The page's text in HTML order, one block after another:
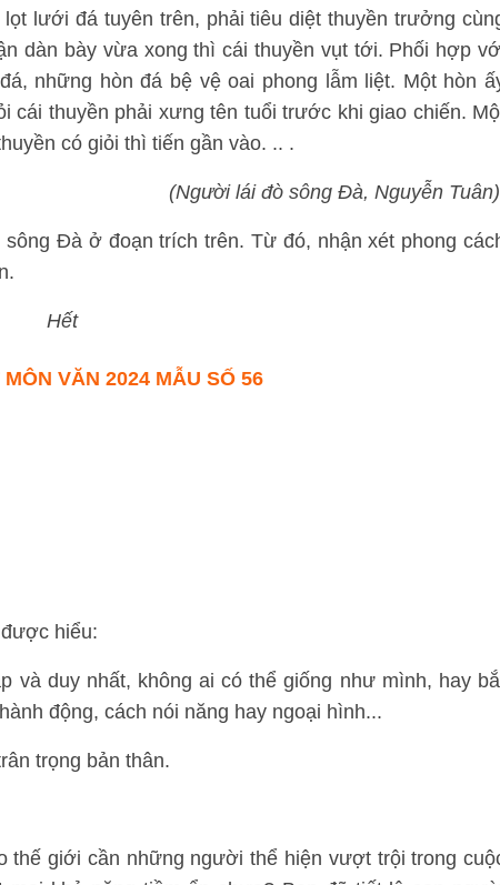
lưới đá tuyên trên, phải tiêu diệt thuyền trưởng
dàn bày vừa xong thì cái thuyền vụt tới. Phối hợp
những hòn đá bệ vệ oai phong lẫm liệt. Một hòn
cái thuyền phải xưng tên tuổi trước khi giao chiến.
có giỏi thì tiến gần vào. .. .
(Người lái đò sông Đà, Nguyễn Tuân)
Đà ở đoạn trích trên. Từ đó, nhận xét phong
Hết
VĂN 2024 MẪU SỐ 56
hiểu:
và duy nhất, không ai có thể giống như mình, hay
động, cách nói năng hay ngoại hình...
trọng bản thân.
thế giới cần những người thể hiện vượt trội trong